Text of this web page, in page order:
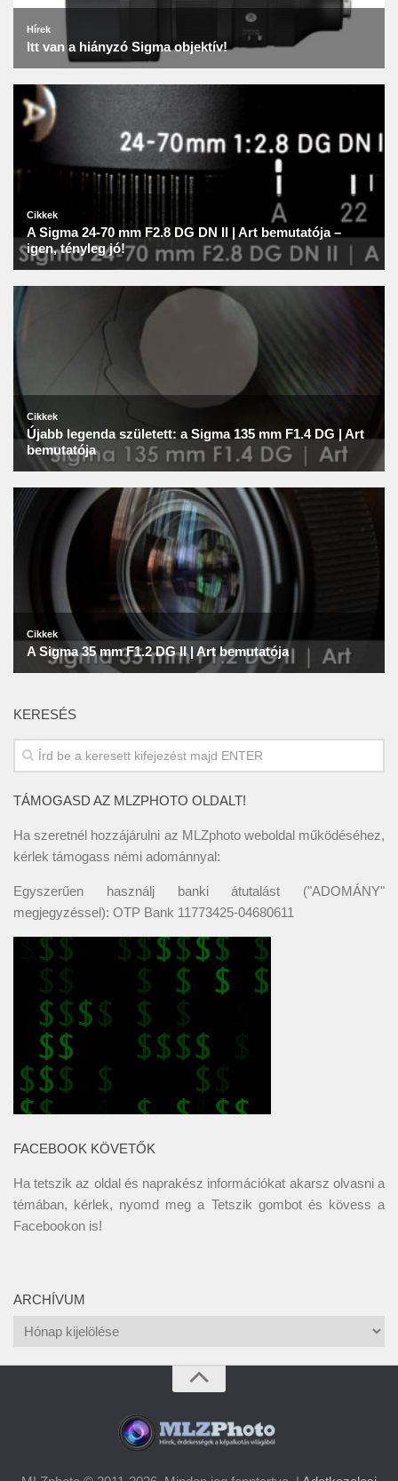
KERESÉS
TÁMOGASD AZ MLZPHOTO OLDALT!
Ha szeretnél hozzájárulni az MLZphoto weboldal működéséhez,
kérlek támogass némi adománnyal:
Egyszerűen használj banki átutalást ("ADOMÁNY"
megjegyzéssel): OTP Bank 11773425-04680611
FACEBOOK KÖVETŐK
Ha tetszik az oldal és naprakész információkat akarsz olvasni a
témában, kérlek, nyomd meg a Tetszik gombot és kövess a
Facebookon is!
ARCHÍVUM
Archívum